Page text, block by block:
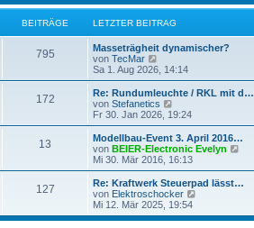
t
a
g
r
B
e
i
t
r
a
g
e
r
i
t
a
g
BEITRÄGE LETZTER BEITRAG
795
Masseträgheit dynamischer?
von TecMar
e
u
e
s
t
e
B
e
i
r
a
g
Sa 1. Aug 2026, 14:14
172
Re: Rundumleuchte / RKL mit d…
von Stefanetics
e
u
e
s
t
B
e
i
t
Fr 30. Jan 2026, 19:24
13
Modellbau-Event 3. April 2016…
von BEIER-Electronic Evelyn
u
r
Mi 30. Mär 2016, 16:13
127
Re: Kraftwerk Steuerpad lässt…
von Elektroschocker
u
Mi 12. Mär 2025, 19:54